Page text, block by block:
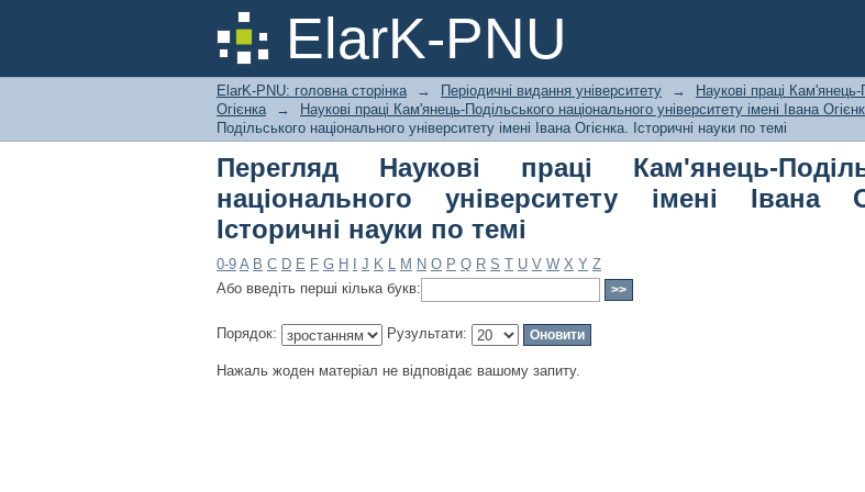
ElarK-PNU
Перегляд Наукові праці Кам'янець-
імені Івана Огієнка. Історичні науки по темі
ElarK-PNU: головна сторінка → Періодичні видання університету →
Наукові праці Кам'янець-
Огієнка
→ Наукові праці Кам'янець-Подільського національного університету імені Івана
Подільського національного університету імені Івана Огієнка. Історичні науки по темі
Перегляд Наукові праці Кам'янець-
національного університету імені Івана
Історичні науки по темі
0-9 A B C D E F G H J K L M N O P Q R S T U V W X Y Z
Або введіть перші кілька букв:
Порядок: Рузультати:
Нажаль жоден матеріал не відповідає вашому запиту.